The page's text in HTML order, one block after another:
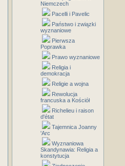
Niemczech
Pacelli i Pavelic
Państwo i związki
wyznaniowe
Pierwsza
Poprawka
Prawo wyznaniowe
Religia i
demokracja
Religie a wojna
Rewolucja
francuska a Kościół
Richelieu i raison
d'état
Tajemnica Joanny
'Arc
Wyznaniowa
Skandynawia: Religia a
konstytucja